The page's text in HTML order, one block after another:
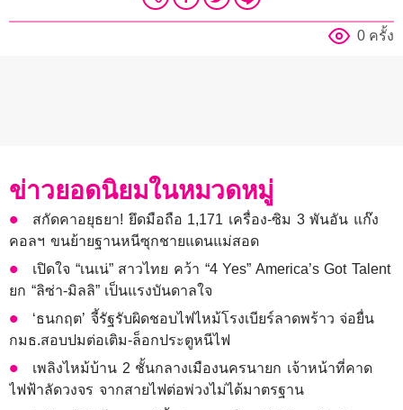
0 ครั้ง
ข่าวยอดนิยมในหมวดหมู่
สกัดคาอยุธยา! ยึดมือถือ 1,171 เครื่อง-ซิม 3 พันอัน แก๊ง
คอลฯ ขนย้ายฐานหนีซุกชายแดนแม่สอด
เปิดใจ “เนเน่” สาวไทย คว้า “4 Yes” America’s Got Talent
ยก “ลิซ่า-มิลลิ” เป็นแรงบันดาลใจ
‘ธนกฤต’ จี้รัฐรับผิดชอบไฟไหม้โรงเบียร์ลาดพร้าว จ่อยื่น
กมธ.สอบปมต่อเติม-ล็อกประตูหนีไฟ
เพลิงไหม้บ้าน 2 ชั้นกลางเมืองนครนายก เจ้าหน้าที่คาด
ไฟฟ้าลัดวงจร จากสายไฟต่อพ่วงไม่ได้มาตรฐาน